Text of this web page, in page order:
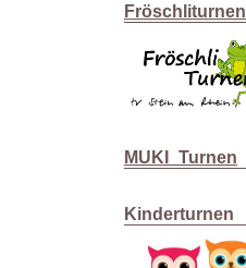
Fröschliturnen
MUKI_Turnen
Kinderturnen